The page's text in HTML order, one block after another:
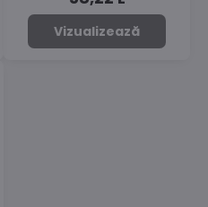
Vizualizează